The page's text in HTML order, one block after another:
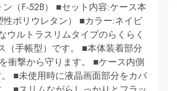
（F-52B） ■セット内容:ケース本
ポリウレタン） ■カラー:ネイビ
ルトラスリムタイプのらくらく
（手帳型）です。 ■本体装着部分
衝撃から守ります。 ■ケース内側
■未使用時に液晶画面部分をカバ